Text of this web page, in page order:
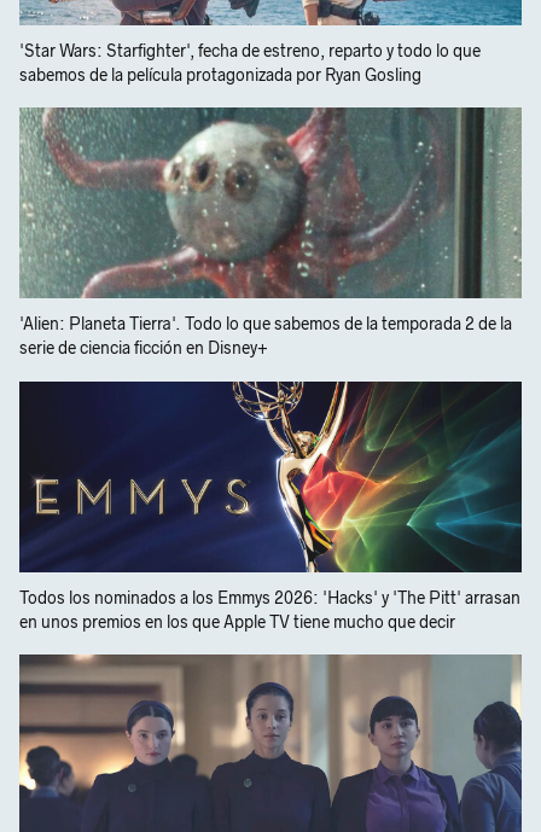
'Star Wars: Starfighter', fecha de estreno, reparto y todo lo que
sabemos de la película protagonizada por Ryan Gosling
'Alien: Planeta Tierra'. Todo lo que sabemos de la temporada 2 de la
serie de ciencia ficción en Disney+
Todos los nominados a los Emmys 2026: 'Hacks' y 'The Pitt' arrasan
en unos premios en los que Apple TV tiene mucho que decir